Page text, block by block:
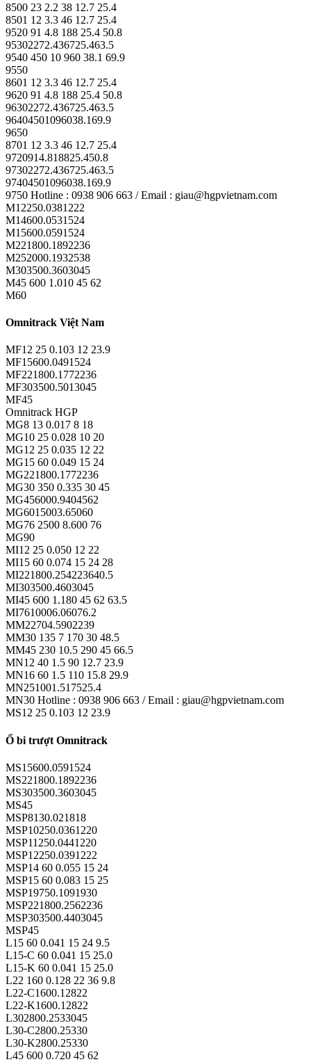
8500 23 2.2 38 12.7 25.4
8501 12 3.3 46 12.7 25.4
9520 91 4.8 188 25.4 50.8
95302272.436725.463.5
9540 450 10 960 38.1 69.9
9550
8601 12 3.3 46 12.7 25.4
9620 91 4.8 188 25.4 50.8
96302272.436725.463.5
96404501096038.169.9
9650
8701 12 3.3 46 12.7 25.4
9720914.818825.450.8
97302272.436725.463.5
97404501096038.169.9
9750 Hotline : 0938 906 663 / Email : giau@hgpvietnam.com
M12250.0381222
M14600.0531524
M15600.0591524
M221800.1892236
M252000.1932538
M303500.3603045
M45 600 1.010 45 62
M60
Omnitrack Việt Nam
MF12 25 0.103 12 23.9
MF15600.0491524
MF221800.1772236
MF303500.5013045
MF45
Omnitrack HGP
MG8 13 0.017 8 18
MG10 25 0.028 10 20
MG12 25 0.035 12 22
MG15 60 0.049 15 24
MG221800.1772236
MG30 350 0.335 30 45
MG456000.9404562
MG6015003.65060
MG76 2500 8.600 76
MG90
MI12 25 0.050 12 22
MI15 60 0.074 15 24 28
MI221800.254223640.5
MI303500.4603045
MI45 600 1.180 45 62 63.5
MI7610006.06076.2
MM22704.5902239
MM30 135 7 170 30 48.5
MM45 230 10.5 290 45 66.5
MN12 40 1.5 90 12.7 23.9
MN16 60 1.5 110 15.8 29.9
MN251001.517525.4
MN30 Hotline : 0938 906 663 / Email : giau@hgpvietnam.com
MS12 25 0.103 12 23.9
Ổ bi trượt Omnitrack
MS15600.0591524
MS221800.1892236
MS303500.3603045
MS45
MSP8130.021818
MSP10250.0361220
MSP11250.0441220
MSP12250.0391222
MSP14 60 0.055 15 24
MSP15 60 0.083 15 25
MSP19750.1091930
MSP221800.2562236
MSP303500.4403045
MSP45
L15 60 0.041 15 24 9.5
L15-C 60 0.041 15 25.0
L15-K 60 0.041 15 25.0
L22 160 0.128 22 36 9.8
L22-C1600.12822
L22-K1600.12822
L302800.2533045
L30-C2800.25330
L30-K2800.25330
L45 600 0.720 45 62